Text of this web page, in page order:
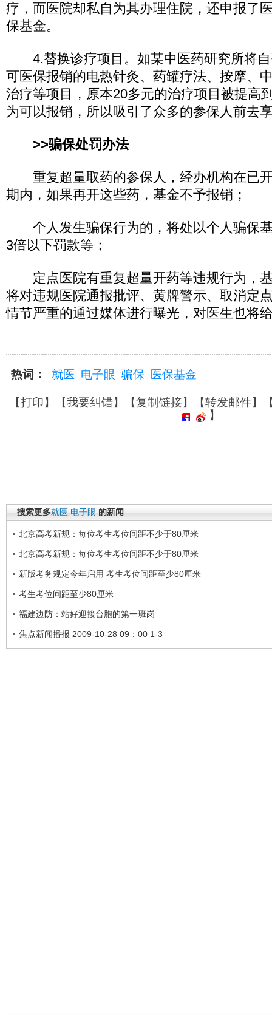
疗，而医院却私自为其办理住院，还申报了
保基金。
4.替换诊疗项目。如某中医药研究所将自
可医保报销的电热针灸、药罐疗法、按摩、
治疗等项目，原本20多元的治疗项目被提高
为可以报销，所以吸引了众多的参保人前去
>>骗保处罚办法
重复超量取药的参保人，经办机构在已
期内，如果再开这些药，基金不予报销；
个人发生骗保行为的，将处以个人骗保
3倍以下罚款等；
定点医院有重复超量开药等违规行为，
将对违规医院通报批评、黄牌警示、取消定
情节严重的通过媒体进行曝光，对医生也将
热词： 就医 电子眼 骗保 医保基金
【打印】【我要纠错】【复制链接】【转发邮件】
】
搜索更多就医 电子眼 的新闻
北京高考新规：每位考生考位间距不少于80厘米
北京高考新规：每位考生考位间距不少于80厘米
新版考务规定今年启用 考生考位间距至少80厘米
考生考位间距至少80厘米
福建边防：站好迎接台胞的第一班岗
焦点新闻播报 2009-10-28 09：00 1-3